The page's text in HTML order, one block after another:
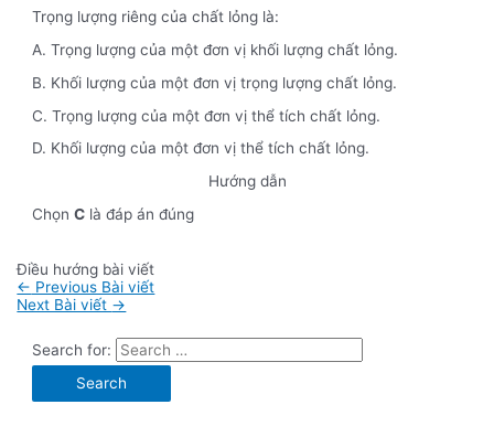
Trọng lượng riêng của chất lỏng là:
A. Trọng lượng của một đơn vị khối lượng chất lỏng.
B. Khối lượng của một đơn vị trọng lượng chất lỏng.
C. Trọng lượng của một đơn vị thể tích chất lỏng.
D. Khối lượng của một đơn vị thể tích chất lỏng.
Hướng dẫn
ChọnC là đáp án đúng
Điều hướng bài viết
← Previous Bài viết
Next Bài viết →
Search for: